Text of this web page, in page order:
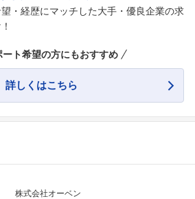
・経歴にマッチした大手・優良企業の求
ート希望の方にもおすすめ
詳しくはこちら
株式会社オーベン